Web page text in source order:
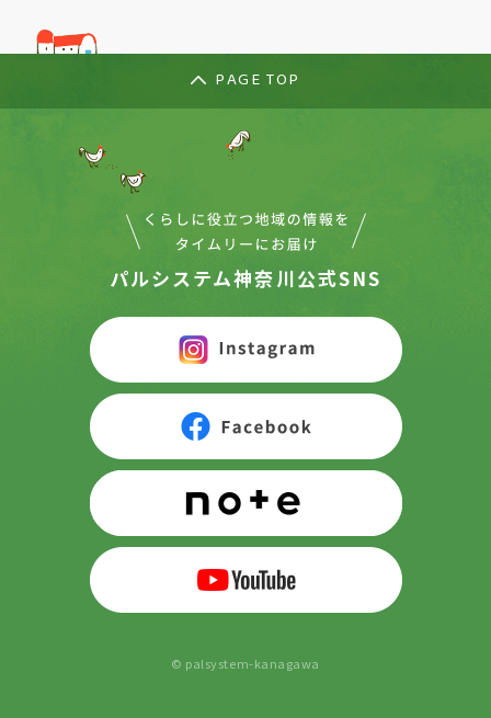
PAGE TOP
パルシステム神奈川公式SNS
© palsystem-kanagawa